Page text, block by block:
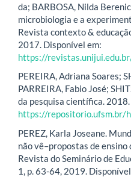
da; BARBOSA, Nilda
microbiologia e a
Revista contexto &
2017. Disponível em:
https://
PEREIRA, Adriana Soares;
PARREIRA, Fabio José;
da pesquisa científica.
https://repositorio.ufsm.br/
PEREZ, Karla Joseane.
não vê–propostas de
Revista do Seminário de
1, p. 63-64, 2019.